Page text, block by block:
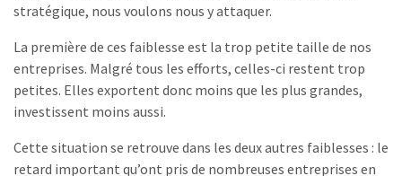
stratégique, nous voulons nous y attaquer.
La première de ces faiblesse est la trop petite taille de nos
entreprises. Malgré tous les efforts, celles-ci restent trop
petites. Elles exportent donc moins que les plus grandes,
investissent moins aussi.
Cette situation se retrouve dans les deux autres faiblesses : le
retard important qu’ont pris de nombreuses entreprises en